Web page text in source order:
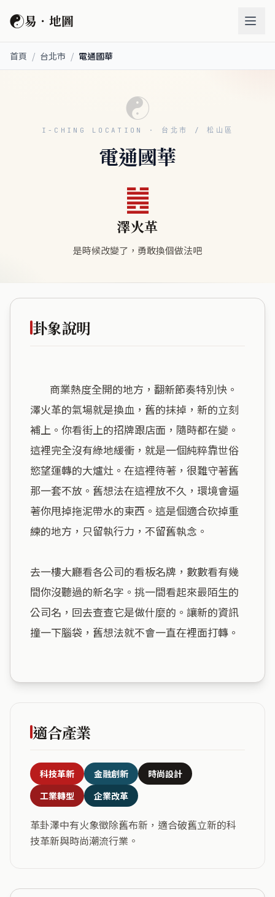
☯易．地圖
首頁 / 台北市 / 電通國華
☯
I-CHING LOCATION · 台北市 / 松山區
電通國華
䷰
澤火革
是時候改變了，勇敢換個做法吧
卦象說明
澤火革的氣場就是換血，舊的抹掉，新的立刻
補上。你看街上的招牌跟店面，隨時都在變。
這裡完全沒有綠地緩衝，就是一個純粹靠世俗
慾望運轉的大爐灶。在這裡待著，很難守著舊
那一套不放。舊想法在這裡放不久，環境會逼
著你甩掉拖泥帶水的東西。這是個適合砍掉重
練的地方，只留執行力，不留舊執念。
去一樓大廳看各公司的看板名牌，數數看有幾
間你沒聽過的新名字。挑一間看起來最陌生的
公司名，回去查查它是做什麼的。讓新的資訊
撞一下腦袋，舊想法就不會一直在裡面打轉。
適合產業
科技革新 金融創新
時尚設計
工業轉型
企業改革
革卦澤中有火象徵除舊布新，適合破舊立新的科
技革新與時尚潮流行業。